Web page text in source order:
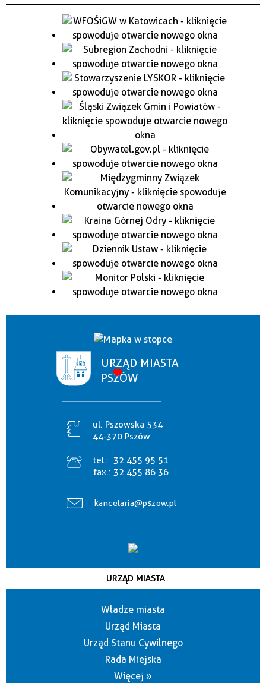
URZĄD MIASTA
PSZÓW
ul. Pszowska 534
44-370 Pszów
tel.: 32 455 95 51
fax.: 32 455 86 36
kancelaria@pszow.pl
URZĄD MIASTA
Władze miasta
Urząd Miasta
Urząd Stanu Cywilnego
Rada Miejska
Więcej »